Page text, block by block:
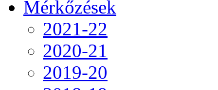
Mérkőzések
2021-22
2020-21
2019-20